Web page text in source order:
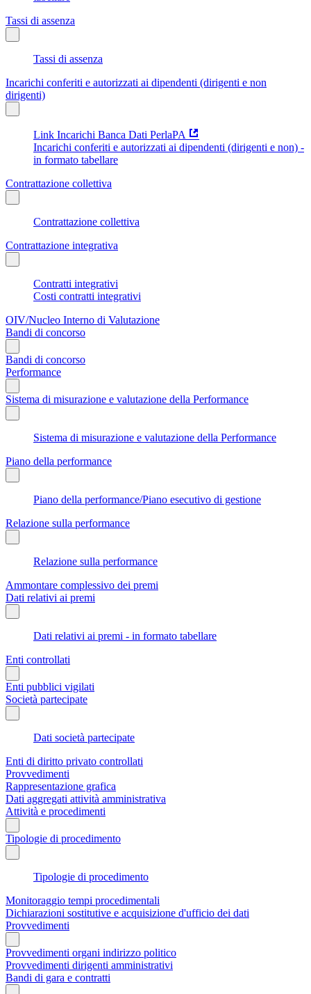
Tassi di assenza
Tassi di assenza
Incarichi conferiti e autorizzati ai dipendenti (dirigenti e non
dirigenti)
Link Incarichi Banca Dati PerlaPA
Incarichi conferiti e autorizzati ai dipendenti (dirigenti e non) -
in formato tabellare
Contrattazione collettiva
Contrattazione collettiva
Contrattazione integrativa
Contratti integrativi
Costi contratti integrativi
OIV/Nucleo Interno di Valutazione
Bandi di concorso
Bandi di concorso
Performance
Sistema di misurazione e valutazione della Performance
Sistema di misurazione e valutazione della Performance
Piano della performance
Piano della performance/Piano esecutivo di gestione
Relazione sulla performance
Relazione sulla performance
Ammontare complessivo dei premi
Dati relativi ai premi
Dati relativi ai premi - in formato tabellare
Enti controllati
Enti pubblici vigilati
Società partecipate
Dati società partecipate
Enti di diritto privato controllati
Provvedimenti
Rappresentazione grafica
Dati aggregati attività amministrativa
Attività e procedimenti
Tipologie di procedimento
Tipologie di procedimento
Monitoraggio tempi procedimentali
Dichiarazioni sostitutive e acquisizione d'ufficio dei dati
Provvedimenti
Provvedimenti organi indirizzo politico
Provvedimenti dirigenti amministrativi
Bandi di gara e contratti